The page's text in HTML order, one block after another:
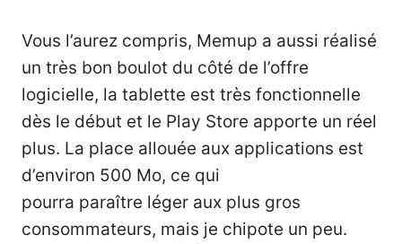
Vous l’aurez compris, Memup a aussi réalisé
un très bon boulot du côté de l’offre
logicielle, la tablette est très fonctionnelle
dès le début et le Play Store apporte un réel
plus. La place allouée aux applications est
d’environ 500 Mo, ce qui
pourra paraître léger aux plus gros
consommateurs, mais je chipote un peu.